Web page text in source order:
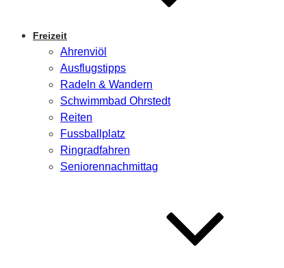
Freizeit
Ahrenviöl
Ausflugstipps
Radeln & Wandern
Schwimmbad Ohrstedt
Reiten
Fussballplatz
Ringradfahren
Seniorennachmittag